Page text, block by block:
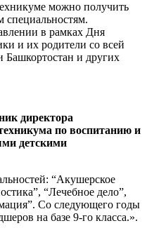
можно получить
специальностям.
в рамках Дня
и их родители со всей
Башкортостан и других
директора
по воспитанию и
детскими
“Акушерское
“Лечебное дело”,
Со следующего годы
на базе 9-го класса.».